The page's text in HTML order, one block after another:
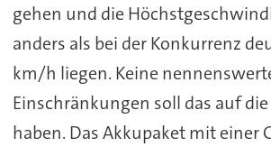
gehen und die
anders als bei der Konkurrenz
km/h liegen. Keine
Einschränkungen soll das auf
haben. Das Akkupaket mit einer